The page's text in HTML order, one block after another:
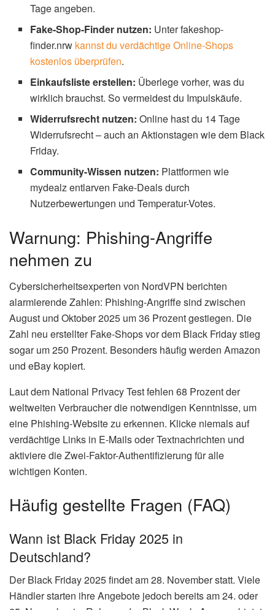
Tage angeben.
Fake-Shop-Finder nutzen: Unter fakeshop-
finder.nrw kannst du verdächtige Online-Shops
kostenlos überprüfen.
Einkaufsliste erstellen: Überlege vorher, was du
wirklich brauchst. So vermeidest du Impulskäufe.
Widerrufsrecht nutzen:Online hast du 14 Tage
Widerrufsrecht – auch an Aktionstagen wie dem Black
Friday.
Community-Wissen nutzen: Plattformen wie
mydealz entlarven Fake-Deals durch
Nutzerbewertungen und Temperatur-Votes.
Warnung: Phishing-Angriffe
nehmen zu
Cybersicherheitsexperten von NordVPN berichten
alarmierende Zahlen: Phishing-Angriffe sind zwischen
August und Oktober 2025 um 36 Prozent gestiegen. Die
Zahl neu erstellter Fake-Shops vor dem Black Friday stieg
sogar um 250 Prozent. Besonders häufig werden Amazon
und eBay kopiert.
Laut dem National Privacy Test fehlen 68 Prozent der
weltweiten Verbraucher die notwendigen Kenntnisse, um
eine Phishing-Website zu erkennen. Klicke niemals auf
verdächtige Links in E-Mails oder Textnachrichten und
aktiviere die Zwei-Faktor-Authentifizierung für alle
wichtigen Konten.
Häufig gestellte Fragen (FAQ)
Wann ist Black Friday 2025 in
Deutschland?
Der Black Friday 2025 findet am 28. November statt. Viele
Händler starten ihre Angebote jedoch bereits am 24. oder